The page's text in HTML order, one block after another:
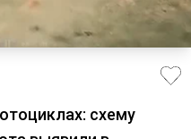
схему